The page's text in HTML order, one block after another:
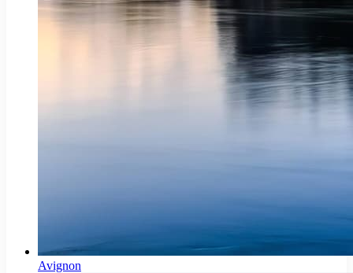
Avignon